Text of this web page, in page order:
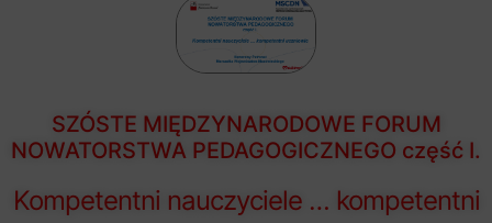
SZÓSTE MIĘDZYNARODOWE FORUM
NOWATORSTWA PEDAGOGICZNEGO część I.
Kompetentni nauczyciele … kompetentni